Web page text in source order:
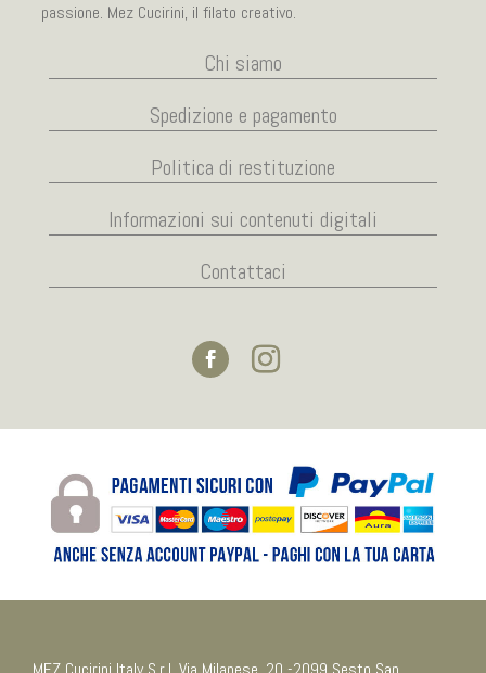
passione. Mez Cucirini, il filato creativo.
Chi siamo
Spedizione e pagamento
Politica di restituzione
Informazioni sui contenuti digitali
Contattaci